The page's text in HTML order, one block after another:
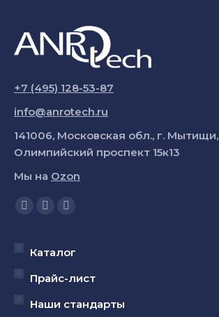
+7 (495) 128-53-87
info@anrotech.ru
141006, Московская обл., г. Мытищи,
Олимпийский проспект 15к13
Мы на Ozon
Ищите нас:
Страница
открывается
новом
окне
Страница
открывается
новом
окне
Страница
открывается
новом
окне
Каталог
Прайс-лист
Наши стандарты